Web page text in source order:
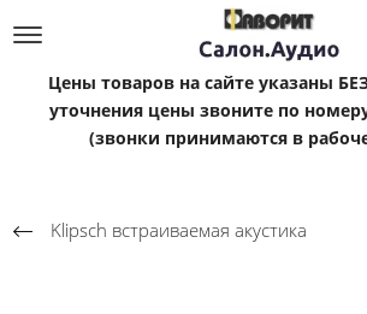
Цены товаров на сайте указаны
уточнения цены звоните по номеру
(звонки принимаются в
Klipsсh встраиваемая акустика